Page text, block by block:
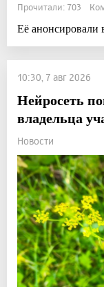
Прочитали: 703
Её анонсировали
10:30, 7 авг 2026
Нейросеть
владельца
Новости